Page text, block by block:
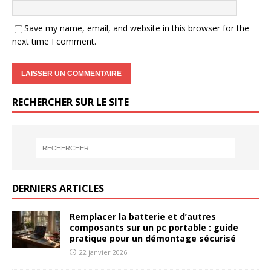
Save my name, email, and website in this browser for the
next time I comment.
RECHERCHER SUR LE SITE
DERNIERS ARTICLES
Remplacer la batterie et d’autres
composants sur un pc portable : guide
pratique pour un démontage sécurisé
22 janvier 2026